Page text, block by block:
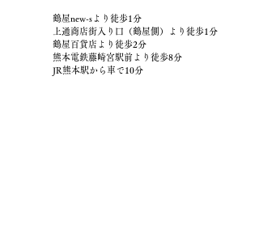
鶴屋new-sより徒歩1分
上通商店街入り口（鶴屋側）より徒歩1分
鶴屋百貨店より徒歩2分
熊本電鉄藤崎宮駅前より徒歩8分
JR熊本駅から車で10分